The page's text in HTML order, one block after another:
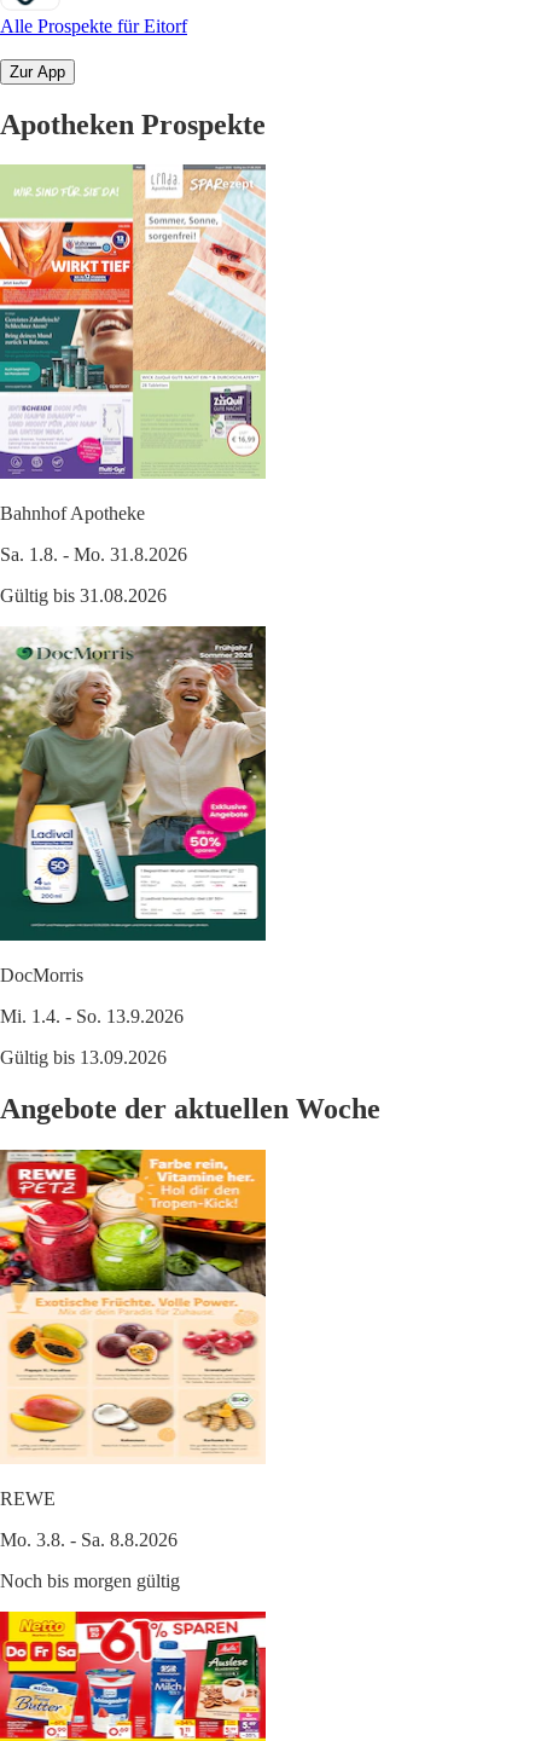
Alle Prospekte für Eitorf
Zur App
Apotheken Prospekte
Bahnhof Apotheke
Sa. 1.8. - Mo. 31.8.2026
Gültig bis 31.08.2026
DocMorris
Mi. 1.4. - So. 13.9.2026
Gültig bis 13.09.2026
Angebote der aktuellen Woche
REWE
Mo. 3.8. - Sa. 8.8.2026
Noch bis morgen gültig